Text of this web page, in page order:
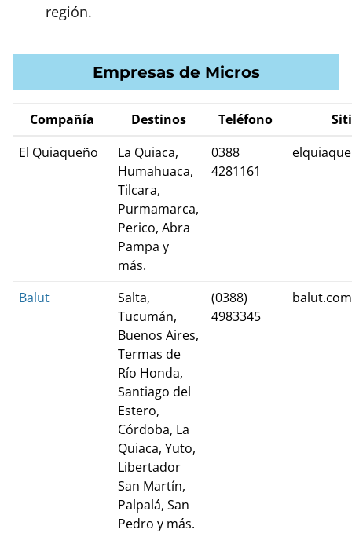
región.
Empresas de Micros
Compañía Destinos Teléfono
El Quiaqueño
La Quiaca,
Humahuaca,
Tilcara,
Purmamarca,
Perico, Abra
Pampa y
más.
0388
4281161
Balut
Salta,
Tucumán,
Buenos Aires,
Termas de
Río Honda,
Santiago del
Estero,
Córdoba, La
Quiaca, Yuto,
Libertador
San Martín,
Palpalá, San
Pedro y más.
(0388)
4983345